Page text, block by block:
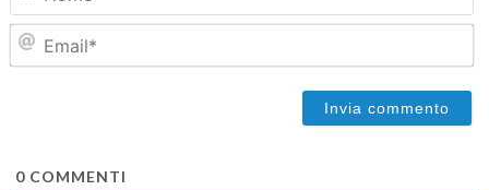
0COMMENTI